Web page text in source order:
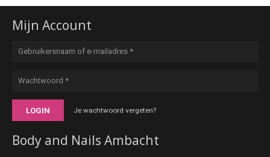
Mijn Account
LOGIN Je wachtwoord vergeten?
Body and Nails Ambacht